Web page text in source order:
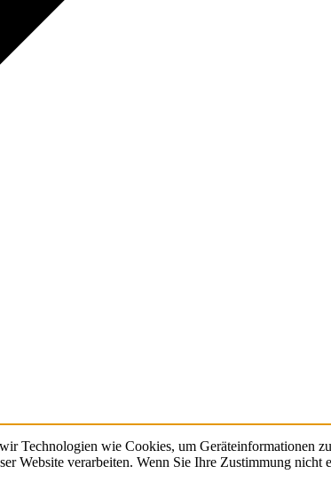
Technologien wie Cookies, um Geräteinformationen
Website verarbeiten. Wenn Sie Ihre Zustimmung